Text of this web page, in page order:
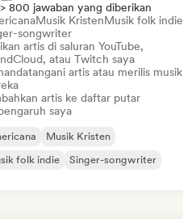
> 800 jawaban yang diberikan
Musik KristenMusik folk indie
songwriter
artis di saluran YouTube,
atau Twitch saya
artis atau merilis musik
artis ke daftar putar
saya
Musik Kristen
folk indie
Singer-songwriter